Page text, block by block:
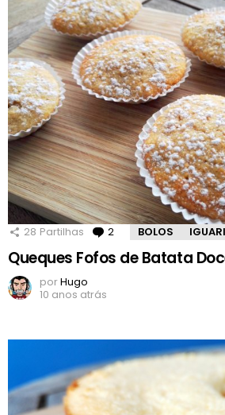
28 Partilhas 2 Comentários
BOLOS
Queques Fofos de Batata
porHugo
10 anos atrás